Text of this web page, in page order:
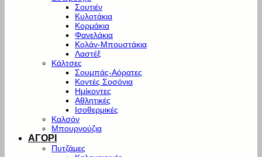
Σουτιέν
Κυλοτάκια
Κορμάκια
Φανελάκια
Κολάν-Μπουστάκια
Λαστέξ
Κάλτσες
Σουμπάς-Αόρατες
Κοντές Σοσόνια
Ημίκοντες
Αθλητικές
Ισοθερμικές
Καλσόν
Μπουρνούζια
ΑΓΟΡΙ
Πυτζάμες